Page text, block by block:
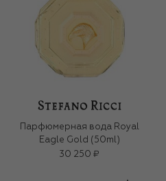
Парфюмерная вода Royal
Eagle Gold (50ml)
30 250 ₽